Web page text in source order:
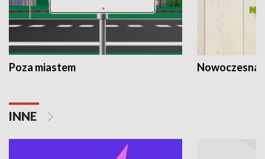
Poza miastem Nowoczesna
INNE